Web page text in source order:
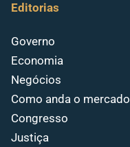
Editorias
Governo
Economia
Negócios
Como anda o mercado
Congresso
Justiça